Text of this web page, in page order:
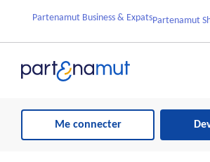
Partenamut Business & ExpatsPartenamut
Me connecter